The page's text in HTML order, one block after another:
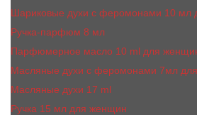
Шариковые духи с феромонами 10 мл
Ручка-парфюм 8 мл
Парфюмерное масло 10 ml для
Масляные духи c феромонами 7мл
Масляные духи 17 ml
Ручка 15 мл для женщин